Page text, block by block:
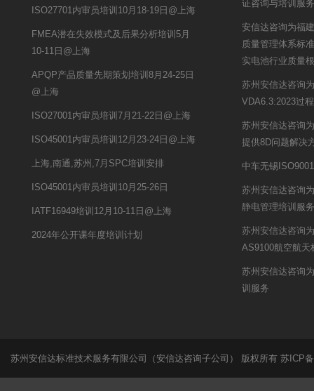
ISO27701内审员培训10月18-19日@上海
FMEA潜在失效模式及后果分析培训5月
10-11日@上海
APQP产品质量先期策划培训8月24-25日
@上海
ISO27001内审员培训7月21-22日@上海
ISO45001内审员培训12月23-24日@上海
上海,南通,苏州,7月SPC培训安排
ISO45001内审员培训10月25-26日
IATF16949培训12月10-11日@上海
2024年公开课年度培训计划
证咨询与培训服务
安信达咨询为福
质量管理体系标
实电池行业质量
苏州安信达咨询
VDA6.3:2023过
苏州安信达咨询
提供8D问题解决
中车无锡
苏州安信达咨询
静电管理培训服务
苏州安信达咨询
AS9100航空航天
苏州安信达咨询
训服务
苏州安信达标准技术服务有限公司（安信达咨询子公司） 版权所有 苏ICP